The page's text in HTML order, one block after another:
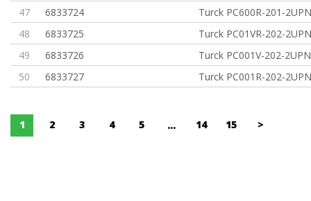
47
6833724
Turck PC600R-201-
48
6833725
Turck PC01VR-202-
49
6833726
Turck PC001V-202-
50
6833727 Turck PC001R-202-
1 2 3 4 5 ... 14 15 >